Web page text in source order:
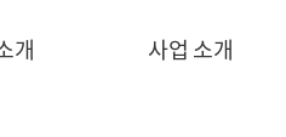
개 사업 소개